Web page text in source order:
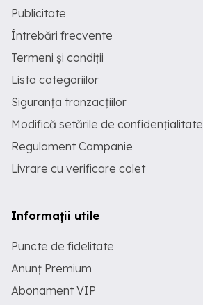
Publicitate
Întrebări frecvente
Termeni și condiții
Lista categoriilor
Siguranța tranzacțiilor
Modifică setările de confidențialitate
Regulament Campanie
Livrare cu verificare colet
Informații utile
Puncte de fidelitate
Anunț Premium
Abonament VIP